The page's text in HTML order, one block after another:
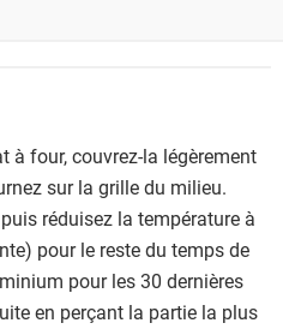
à four, couvrez-la légèrement
sur la grille du milieu.
réduisez la température à
pour le reste du temps de
pour les 30 dernières
en perçant la partie la plus